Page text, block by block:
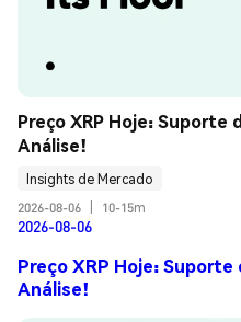
Preço XRP Hoje: Suporte
Análise!
Insights de Mercado
2026-08-06
10-15m
2026-08-06
Preço XRP Hoje: Suporte
Análise!